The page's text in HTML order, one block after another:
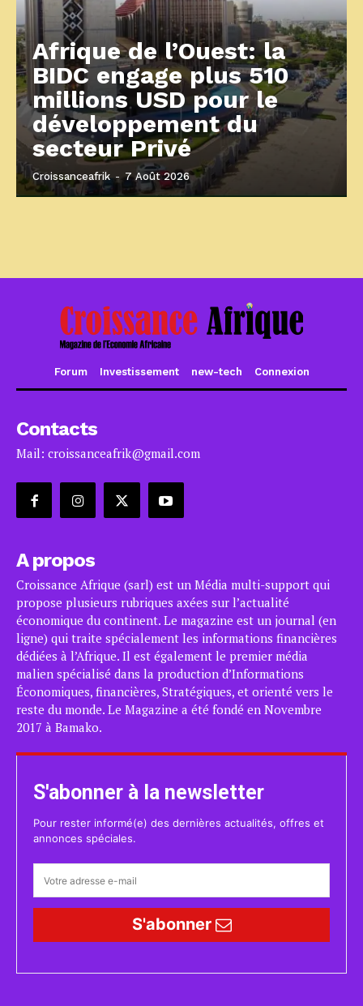
Afrique de l’Ouest: la
BIDC engage plus 510
millions USD pour le
développement du
secteur Privé
Croissanceafrik - 7 Août 2026
Forum Investissement new-tech Connexion
Contacts
Mail: croissanceafrik@gmail.com
A propos
Croissance Afrique (sarl) est un Média multi-support qui
propose plusieurs rubriques axées sur l’actualité
économique du continent. Le magazine est un journal (en
ligne) qui traite spécialement les informations financières
dédiées à l’Afrique. Il est également le premier média
malien spécialisé dans la production d’Informations
Économiques, financières, Stratégiques, et orienté vers le
reste du monde. Le Magazine a été fondé en Novembre
2017 à Bamako.
S'abonner à la newsletter
Pour rester informé(e) des dernières actualités, offres et
annonces spéciales.
S'abonner